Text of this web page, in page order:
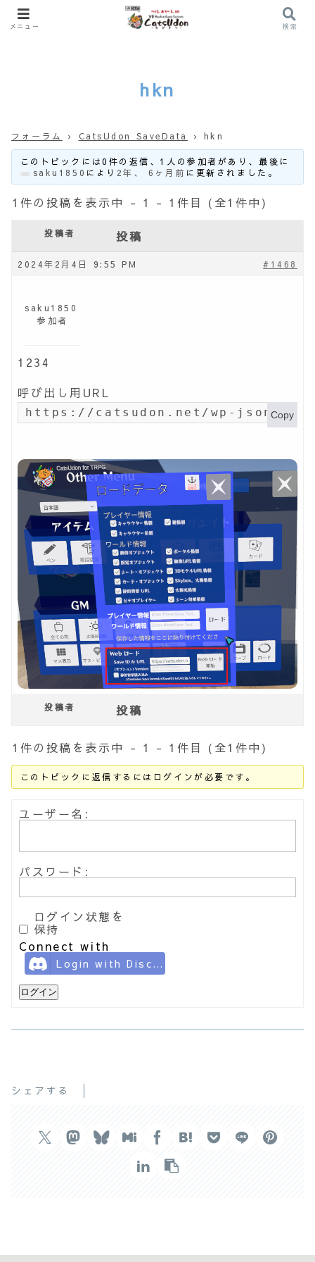
hkn
フォーラム › CatsUdon SaveData › hkn
このトピックには0件の返信、1人の参加者があり、最後に
saku1850 により 2年、 6ヶ月前 に更新されました。
1件の投稿を表示中 - 1 - 1件目 (全1件中)
投稿者 投稿
2024年2月4日 9:55 PM #1468
saku1850
参加者
1234
呼び出し用URL
https://catsudon.net/wp-json/my-
Copy
投稿者 投稿
1件の投稿を表示中 - 1 - 1件目 (全1件中)
このトピックに返信するにはログインが必要です。
ユーザー名:
パスワード:
ログイン状態を
保持
Connect with
Login with Discord
ログイン
シェアする
メニュー 検索